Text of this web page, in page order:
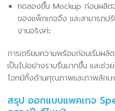
ทดลองขึ้น Mockup ก่อนผลิต
ของแพ็กเกจจิ้ง และสามารถป
งานจริงค่ะ
การเตรียมความพร้อมก่อนเริ่มผลิ
เป็นไปอย่างราบรื่นมากขึ้น และช่
โจทย์ทั้งด้านคุณภาพและภาพลัก
สรุป ออกแบบแพคเกจ